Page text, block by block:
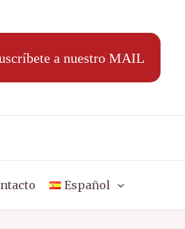
a nuestro MAIL
Español